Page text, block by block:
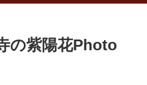
の紫陽花Photo